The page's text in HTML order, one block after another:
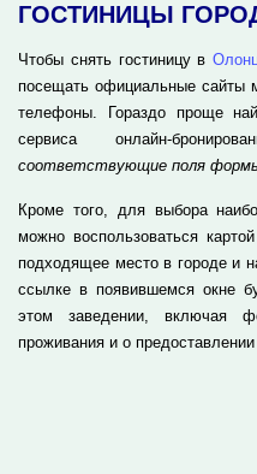
ГОСТИНИЦЫ
Чтобы снять гостиницу в
посещать официальные сайты
телефоны. Гораздо проще
сервиса онлайн-
соответствующие поля
Кроме того, для выбора
можно воспользоваться
подходящее место в городе и
ссылке в появившемся окне
этом заведении, включая
проживания и о